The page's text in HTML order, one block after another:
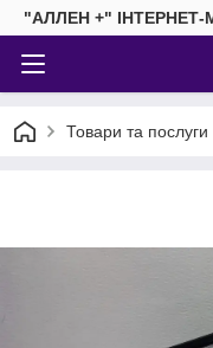
"АЛЛЕН +"
Товари та послуги